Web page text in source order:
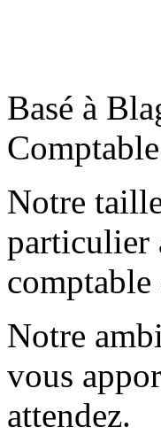
Basé à
Notre
particulier
Notre
vous
attendez.